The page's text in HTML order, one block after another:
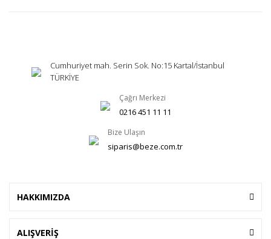
Cumhuriyet mah. Serin Sok. No:15 Kartal/İstanbul
TÜRKİYE
Çağrı Merkezi
0216 451 11 11
Bize Ulaşın
siparis@beze.com.tr
HAKKIMIZDA
ALIŞVERİŞ